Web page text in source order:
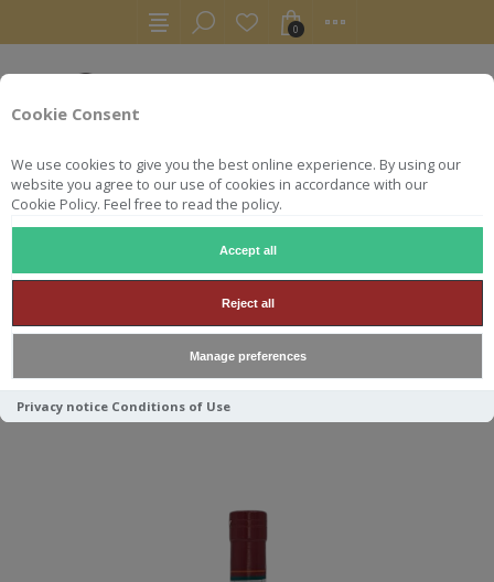
Cookie Consent
We use cookies to give you the best online experience. By using our
website you agree to our use of cookies in accordance with our
Cookie Policy. Feel free to read the policy.
Accept all
Reject all
Manage preferences
Privacy notice Conditions of Use
0
PASTIS BRANA